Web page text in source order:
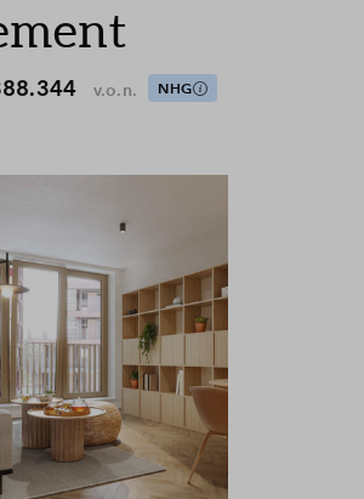
v.o.n. NHG